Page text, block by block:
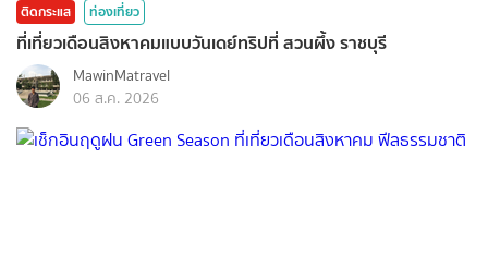
ติดกระแส ท่องเที่ยว
ที่เที่ยวเดือนสิงหาคมแบบวันเดย์ทริปที่ สวนผึ้ง ราชบุรี
MawinMatravel
06 ส.ค. 2026